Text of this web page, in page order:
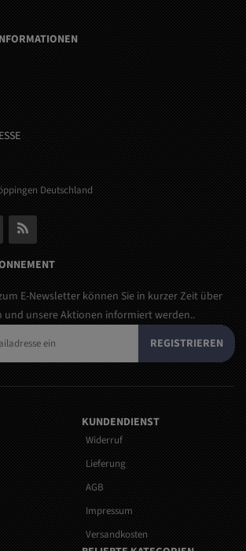
Deutschland
E-Newsletter können Sie in kurzer Zeit über
und unsere Aktionen informiert werden..
REGISTRIEREN
KUNDENDIENST
Widerruf
Lieferung
AGB
Impressum
Versandkosten